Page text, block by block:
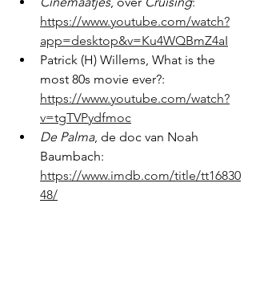
https://www.youtube.com/watch?
app=desktop&v=Ku4WQBmZ4aI
Patrick (H) Willems, What is the
most 80s movie ever?:
https://www.youtube.com/watch?
v=tgTVPydfmoc
De Palma, de doc van Noah
Baumbach:
https://www.imdb.com/title/tt16830
48/